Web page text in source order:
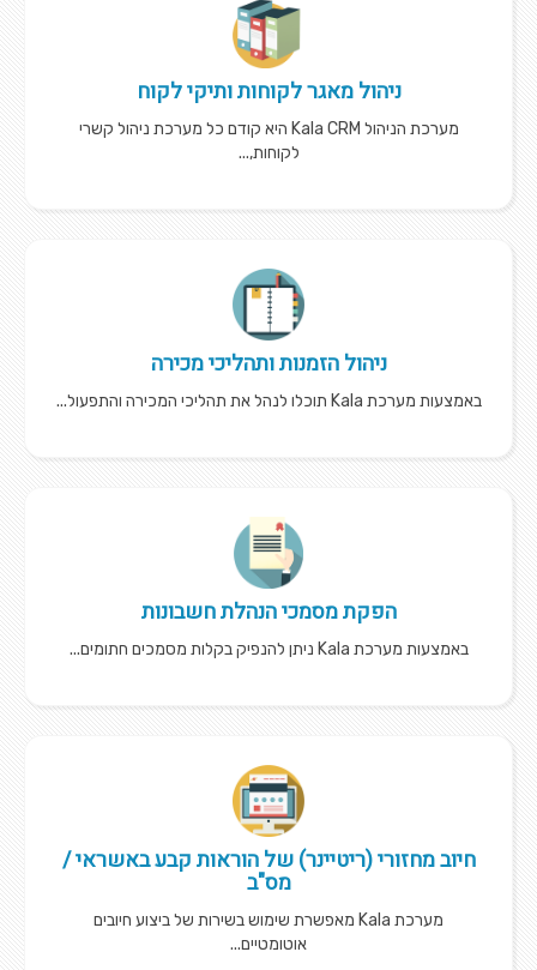
ניהול מאגר לקוחות ותיקי לקוח
מערכת הניהול Kala CRM היא קודם כל מערכת ניהול קשרי
לקוחות,...
ניהול הזמנות ותהליכי מכירה
באמצעות מערכת Kala תוכלו לנהל את תהליכי המכירה והתפעול...
הפקת מסמכי הנהלת חשבונות
באמצעות מערכת Kala ניתן להנפיק בקלות מסמכים חתומים...
חיוב מחזורי (ריטיינר) של הוראות קבע באשראי /
מס"ב
מערכת Kala מאפשרת שימוש בשירות של ביצוע חיובים
אוטומטיים...